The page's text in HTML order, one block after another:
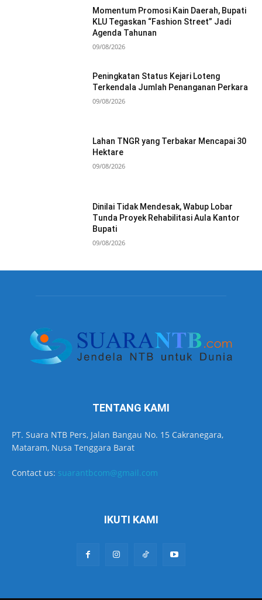
Momentum Promosi Kain Daerah, Bupati
KLU Tegaskan “Fashion Street” Jadi
Agenda Tahunan
09/08/2026
Peningkatan Status Kejari Loteng
Terkendala Jumlah Penanganan Perkara
09/08/2026
Lahan TNGR yang Terbakar Mencapai 30
Hektare
09/08/2026
Dinilai Tidak Mendesak, Wabup Lobar
Tunda Proyek Rehabilitasi Aula Kantor
Bupati
09/08/2026
TENTANG KAMI
PT. Suara NTB Pers, Jalan Bangau No. 15 Cakranegara,
Mataram, Nusa Tenggara Barat
Contact us: suarantbcom@gmail.com
IKUTI KAMI